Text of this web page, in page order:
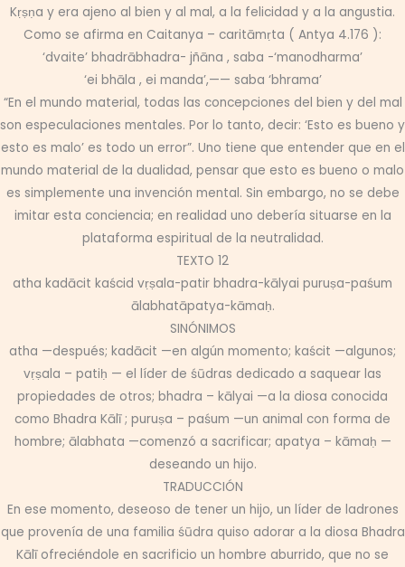
Kṛṣṇa y era ajeno al bien y al mal, a la felicidad y a la angustia.
Como se afirma en Caitanya – caritāmṛta ( Antya 4.176 ):
‘dvaite’ bhadrābhadra- jñāna , saba -‘manodharma’
‘ei bhāla , ei manda’,—— saba ‘bhrama’
“En el mundo material, todas las concepciones del bien y del mal
son especulaciones mentales. Por lo tanto, decir: ‘Esto es bueno y
esto es malo’ es todo un error”. Uno tiene que entender que en el
mundo material de la dualidad, pensar que esto es bueno o malo
es simplemente una invención mental. Sin embargo, no se debe
imitar esta conciencia; en realidad uno debería situarse en la
plataforma espiritual de la neutralidad.
TEXTO 12
atha kadācit kaścid vṛṣala-patir bhadra-kālyai puruṣa-paśum
ālabhatāpatya-kāmaḥ.
SINÓNIMOS
atha —después; kadācit —en algún momento; kaścit —algunos;
vṛṣala – patiḥ — el líder de śūdras dedicado a saquear las
propiedades de otros; bhadra – kālyai —a la diosa conocida
como Bhadra Kālī ; puruṣa – paśum —un animal con forma de
hombre; ālabhata —comenzó a sacrificar; apatya – kāmaḥ —
deseando un hijo.
TRADUCCIÓN
En ese momento, deseoso de tener un hijo, un líder de ladrones
que provenía de una familia śūdra quiso adorar a la diosa Bhadra
Kālī ofreciéndole en sacrificio un hombre aburrido, que no se